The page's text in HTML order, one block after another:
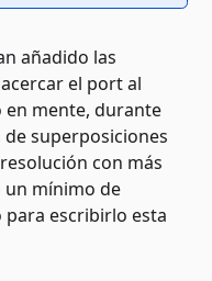
añadido las
el port al
mente, durante
superposiciones
con más
un mínimo de
escribirlo esta